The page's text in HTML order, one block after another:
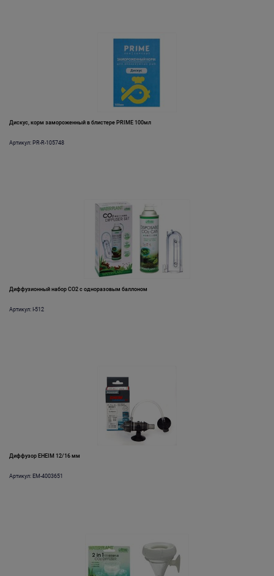
Дискус, корм замороженный в блистере PRIME 100мл
Артикул: PR-R-105748
Диффузионный набор CO2 с одноразовым баллоном
Артикул: I-512
Диффузор EHEIM 12/16 мм
Артикул: EM-4003651